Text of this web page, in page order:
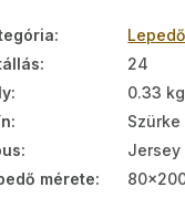
:
:
24
:
0.33 kg
:
Szürke
:
Jersey
mérete: